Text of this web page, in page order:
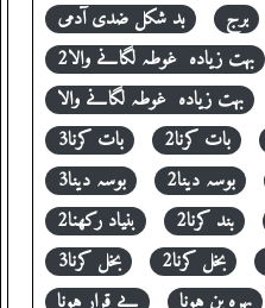
بد شکل ضدی آدمی
برج
بہت زیادہ غوطہ لگانے والا2
بہت زیادہ غوطہ لگانے والا
بات کرنا3
بات کرنا2
بوسہ دینا3
بوسہ دینا2
بنیاد رکھنا2
بند کرنا2
بخل کرنا3
بخل کرنا2